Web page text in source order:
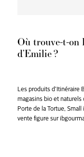
Où trouve-t-on
d’Emilie ?
Les produits d’Itinéraire
magasins bio et
Porte de la Tortue,
vente figure sur